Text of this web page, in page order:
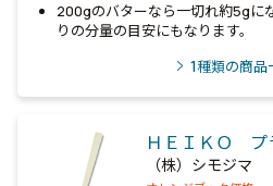
200gのバターなら一切れ約5gに
りの分量の目安にもなります。
1種類の商品
ＨＥＩＫＯ プ
（株）シモジマ